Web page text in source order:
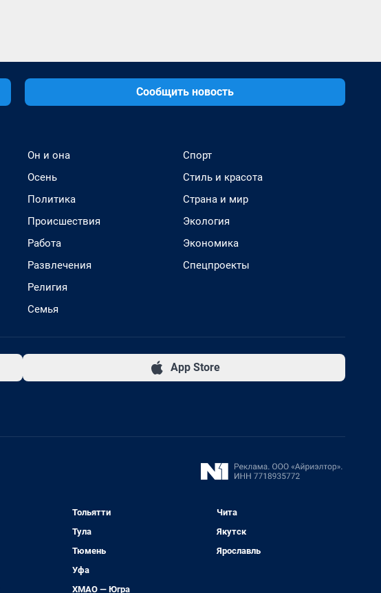
Сообщить новость
Он и она
Осень
Политика
Происшествия
Работа
Развлечения
Религия
Семья
Спорт
Стиль и красота
Страна и мир
Экология
Экономика
Спецпроекты
App Store
Тольятти
Тула
Тюмень
Уфа
ХМАО — Югра
Чита
Якутск
Ярославль